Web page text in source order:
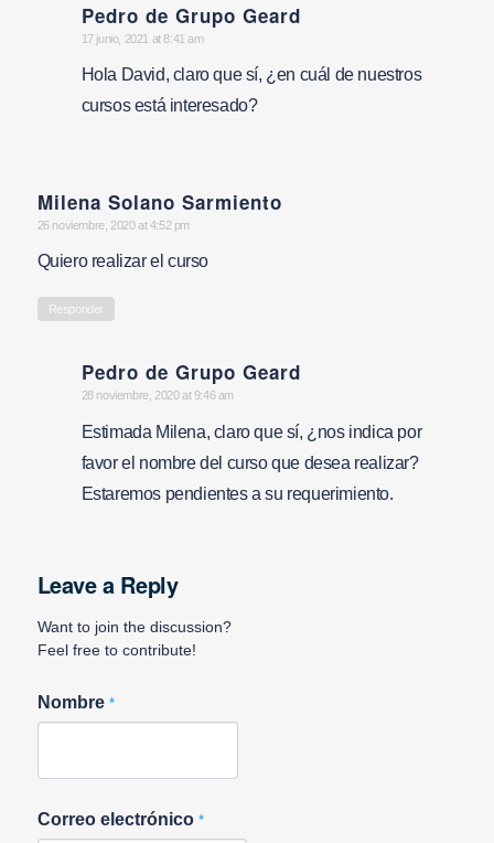
Pedro de Grupo Geard
says:
17 junio, 2021 at 8:41 am
Hola David, claro que sí, ¿en cuál de nuestros
cursos está interesado?
Milena Solano Sarmiento
says:
26 noviembre, 2020 at 4:52 pm
Quiero realizar el curso
Responder
Pedro de Grupo Geard
says:
28 noviembre, 2020 at 9:46 am
Estimada Milena, claro que sí, ¿nos indica por
favor el nombre del curso que desea realizar?
Estaremos pendientes a su requerimiento.
Leave a Reply
Want to join the discussion?
Feel free to contribute!
Nombre *
Correo electrónico *